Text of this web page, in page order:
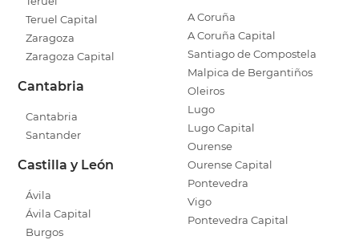
Teruel Capital
Zaragoza
Zaragoza Capital
Cantabria
Cantabria
Santander
Castilla y León
Ávila
Ávila Capital
Burgos
A Coruña
A Coruña Capital
Santiago de Compostela
Malpica de Bergantiños
Oleiros
Lugo
Lugo Capital
Ourense
Ourense Capital
Pontevedra
Vigo
Pontevedra Capital